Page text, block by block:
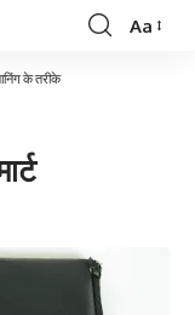
Font
Aa
के तरीके